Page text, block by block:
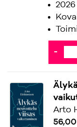
2026
-
Arto